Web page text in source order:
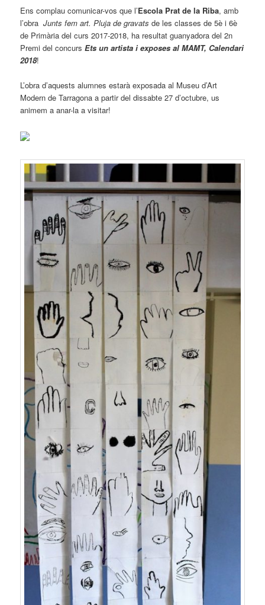
Ens complau comunicar-vos que l’Escola Prat de la Riba, amb
l’obraJunts fem art. Pluja de gravats de les classes de 5è i 6è
de Primària del curs 2017-2018, ha resultat guanyadora del 2n
Premi del concursEts un artista i exposes al MAMT, Calendari
2018!
L’obra d’aquests alumnes estarà exposada al Museu d’Art
Modern de Tarragona a partir del dissabte 27 d’octubre, us
animem a anar-la a visitar!